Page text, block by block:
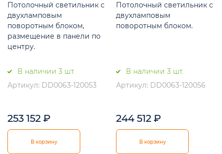
Потолочный светильник с
двухламповым
поворотным блоком,
размещение в панели по
центру.
В наличии 3 шт.
Артикул: DD0063-120053
253 152 ₽
В корзину
Потолочный светильник с
двухламповым
поворотным блоком.
В наличии 3 шт.
Артикул: DD0063-120056
244 512 ₽
В корзину